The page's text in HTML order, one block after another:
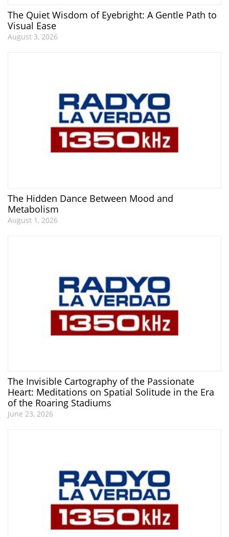
The Quiet Wisdom of Eyebright: A Gentle Path to
Visual Ease
August 3, 2026
The Hidden Dance Between Mood and
Metabolism
August 1, 2026
The Invisible Cartography of the Passionate
Heart: Meditations on Spatial Solitude in the Era
of the Roaring Stadiums
June 23, 2026